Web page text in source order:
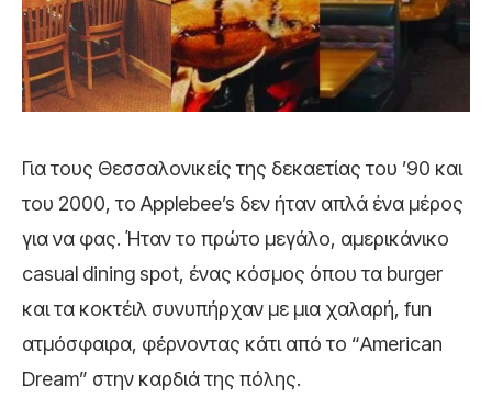
Για τους Θεσσαλονικείς της δεκαετίας του ’90 και
του 2000, το Applebee’s δεν ήταν απλά ένα μέρος
για να φας. Ήταν το πρώτο μεγάλο, αμερικάνικο
casual dining spot, ένας κόσμος όπου τα burger
και τα κοκτέιλ συνυπήρχαν με μια χαλαρή, fun
ατμόσφαιρα, φέρνοντας κάτι από το “American
Dream” στην καρδιά της πόλης.